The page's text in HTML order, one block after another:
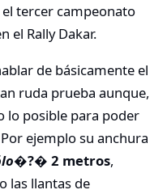
tercer campeonato
el Rally Dakar.
de básicamente el
ruda prueba aunque,
lo posible para poder
ejemplo su anchura
�?� 2 metros,
las llantas de